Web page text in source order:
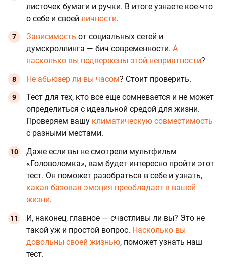
листочек бумаги и ручки. В итоге узнаете кое-что
о себе и своей личности.
Зависимость от социальных сетей и
думскроллинга — бич современности. А
насколько вы подвержены этой неприятности?
Не абьюзер ли вы часом? Стоит проверить.
Тест для тех, кто все еще сомневается и не может
определиться с идеальной средой для жизни.
Проверяем вашу климатическую совместимость
с разными местами.
Даже если вы не смотрели мультфильм
«Головоломка», вам будет интересно пройти этот
тест. Он поможет разобраться в себе и узнать,
какая базовая эмоция преобладает в вашей
жизни.
И, наконец, главное — счастливы ли вы? Это не
такой уж и простой вопрос. Насколько вы
довольны своей жизнью, поможет узнать наш
тест.